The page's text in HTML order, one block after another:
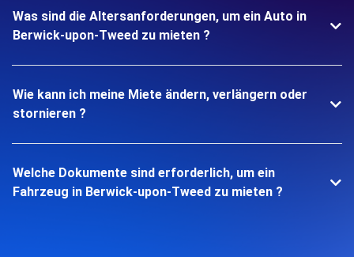
Was sind die Altersanforderungen, um ein Auto in
Berwick-upon-Tweed zu mieten ?
Wie kann ich meine Miete ändern, verlängern oder
stornieren ?
Welche Dokumente sind erforderlich, um ein
Fahrzeug in Berwick-upon-Tweed zu mieten ?